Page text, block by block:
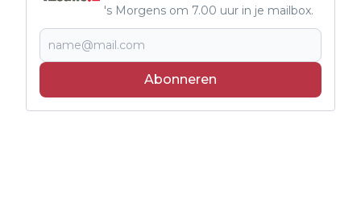
's Morgens om 7.00 uur in je mailbox.
Abonneren